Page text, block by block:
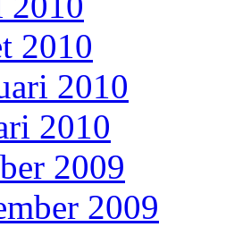
2010
2010
2010
2009
2009